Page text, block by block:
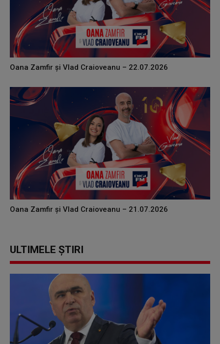
Oana Zamfir și Vlad Craioveanu – 22.07.2026
Oana Zamfir și Vlad Craioveanu – 21.07.2026
ULTIMELE ȘTIRI